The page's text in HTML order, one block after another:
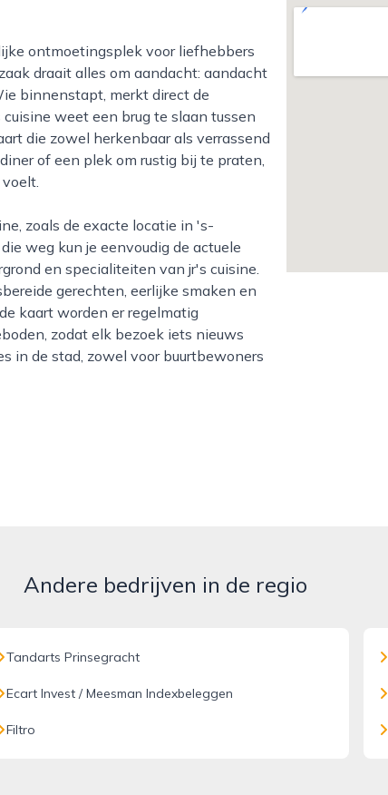
draait alles om aandacht: aandacht
binnenstapt, merkt direct de
weet een brug te slaan tussen
die zowel herkenbaar als verrassend
of een plek om rustig bij te praten,
weg kun je eenvoudig de actuele
en specialiteiten van jr's cuisine.
gerechten, eerlijke smaken en
kaart worden er regelmatig
zodat elk bezoek iets nieuws
in de stad, zowel voor buurtbewoners
Andere bedrijven in de regio
Tandarts Prinsegracht
Ecart Invest / Meesman Indexbeleggen
Filtro